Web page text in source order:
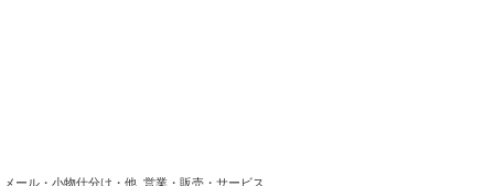
メール・小物仕分け・他 営業・販売・サービス